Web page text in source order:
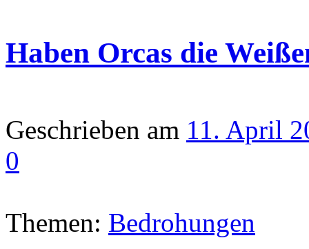
Haben Orcas die
Geschrieben am 11. April
0
Themen: Bedrohungen